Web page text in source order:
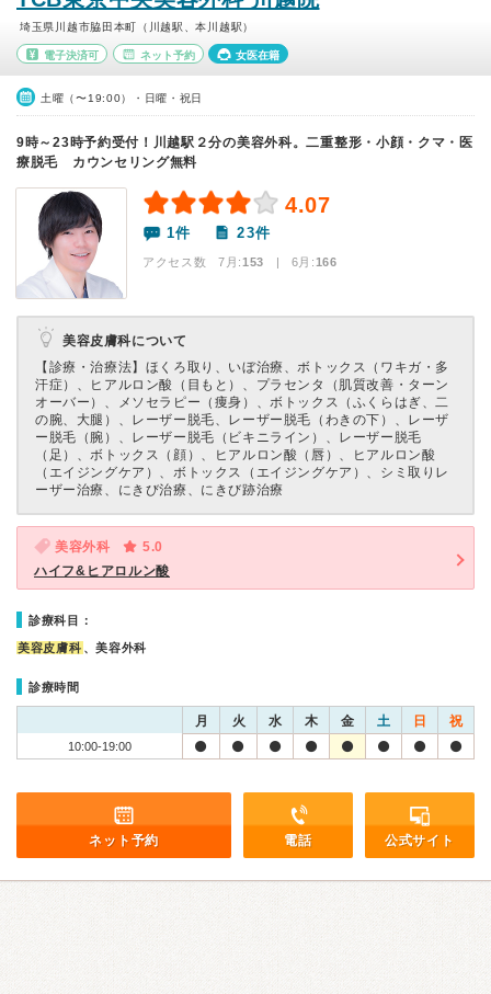
埼玉県川越市脇田本町（川越駅、本川越駅）
電子決済可 ネット予約 女医在籍
土曜（〜19:00）・日曜・祝日
9時～23時予約受付！川越駅２分の美容外科。二重整形・小顔・クマ・医
療脱毛 カウンセリング無料
4.07
1件 23件
アクセス数 7月:153 | 6月:166
美容皮膚科について
【診療・治療法】 ほくろ取り、いぼ治療、ボトックス（ワキガ・多
汗症）、ヒアルロン酸（目もと）、プラセンタ（肌質改善・ターン
オーバー）、メソセラピー（痩身）、ボトックス（ふくらはぎ、二
の腕、大腿）、レーザー脱毛、レーザー脱毛（わきの下）、レーザ
ー脱毛（腕）、レーザー脱毛（ビキニライン）、レーザー脱毛
（足）、ボトックス（顔）、ヒアルロン酸（唇）、ヒアルロン酸
（エイジングケア）、ボトックス（エイジングケア）、シミ取りレ
ーザー治療、にきび治療、にきび跡治療
美容外科
5.0
ハイフ&ヒアロルン酸
診療科目：
美容皮膚科 、美容外科
診療時間
月 火 水 木 金 土 日 祝
10:00-19:00
ネット予約 電話 公式サイト